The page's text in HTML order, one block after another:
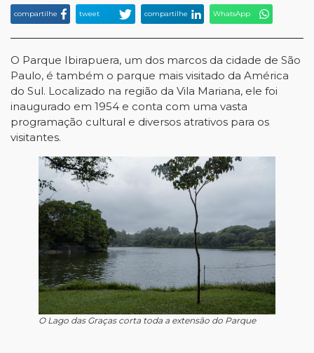
compartilhe tweet compartilhe WhatsApp
O Parque Ibirapuera, um dos marcos da cidade de São
Paulo, é também o parque mais visitado da América
do Sul. Localizado na região da Vila Mariana, ele foi
inaugurado em 1954 e conta com uma vasta
programação cultural e diversos atrativos para os
visitantes.
O Lago das Graças corta toda a extensão do Parque